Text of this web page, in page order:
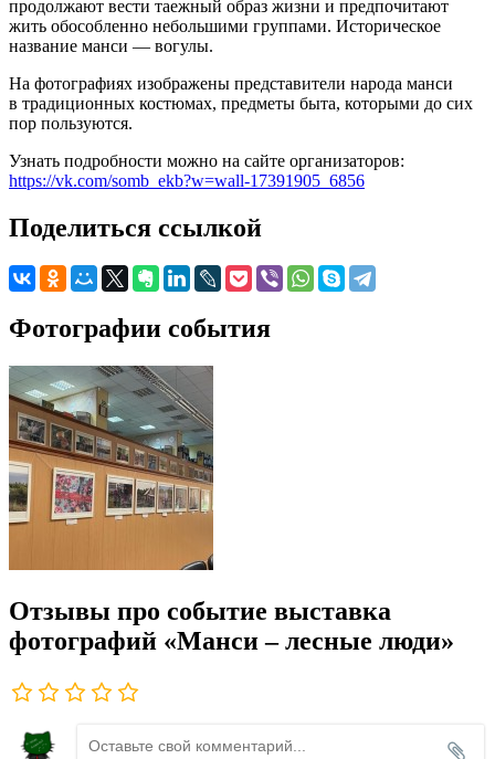
продолжают вести таежный образ жизни и предпочитают
жить обособленно небольшими группами. Историческое
название манси — вогулы.
На фотографиях изображены представители народа манси
в традиционных костюмах, предметы быта, которыми до сих
пор пользуются.
Узнать подробности можно на сайте организаторов:
https://vk.com/somb_ekb?w=wall-17391905_6856
Поделиться ссылкой
Фотографии события
Отзывы про событие выставка
фотографий «Манси – лесные люди»